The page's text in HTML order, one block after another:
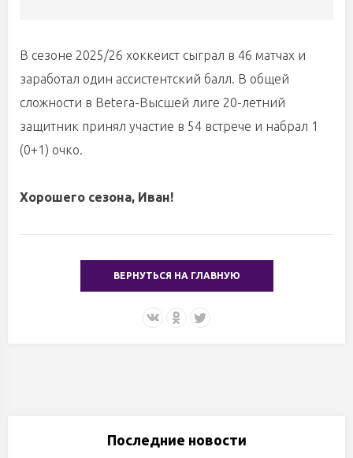
В сезоне 2025/26 хоккеист сыграл в 46 матчах и
заработал один ассистентский балл. В общей
сложности в Betera-Высшей лиге 20-летний
защитник принял участие в 54 встрече и набрал 1
(0+1) очко.
Хорошего сезона, Иван!
ВЕРНУТЬСЯ НА ГЛАВНУЮ
Последние новости